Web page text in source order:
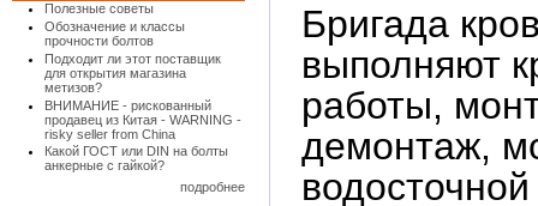
Полезные советы
Обозначение и классы
прочности болтов
Подходит ли этот поставщик
для открытия магазина
метизов?
ВНИМАНИЕ - рискованный
продавец из Китая - WARNING -
risky seller from China
Какой ГОСТ или DIN на болты
анкерные с гайкой?
подробнее
Бригада
выполняют
работы,
демонтаж,